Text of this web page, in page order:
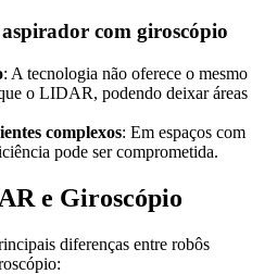
com giroscópio
: A tecnologia não oferece o mesmo
o LIDAR, podendo deixar áreas
complexos: Em espaços com
pode ser comprometida.
e Giroscópio
diferenças entre robôs